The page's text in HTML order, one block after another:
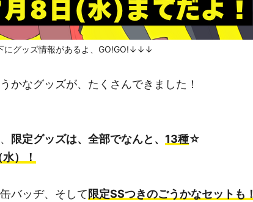
グッズ情報があるよ、GO!GO!↓↓↓
かなグッズが、たくさんできました！
限定グッズは、全部でなんと、 13種☆
）！
バッヂ、そして 限定SSつきのごうかなセットも！